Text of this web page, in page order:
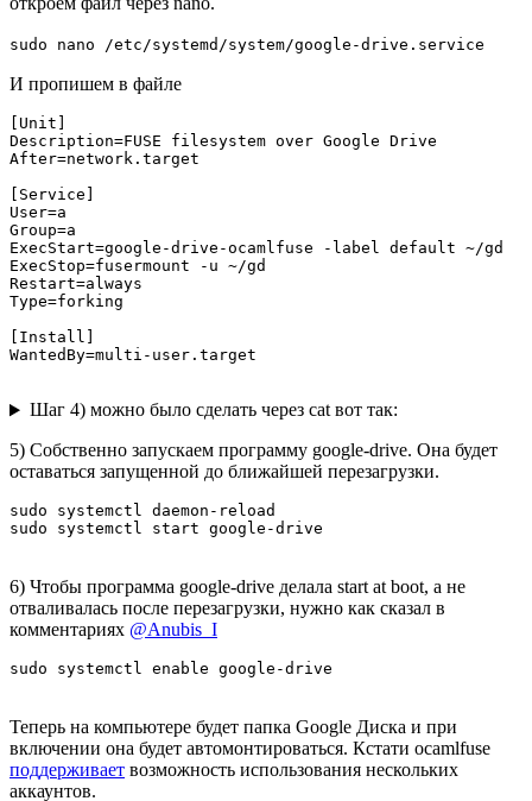
sudo nano /etc/systemd/system/google-drive.service
И пропишем в файле
[Unit]
Description=FUSE filesystem over Google Drive
After=network.target
[Service]
User=a
Group=a
ExecStart=google-drive-ocamlfuse -label default ~/gd
ExecStop=fusermount -u ~/gd
Restart=always
Type=forking
[Install]
WantedBy=multi-user.target
Шаг 4) можно было сделать через cat вот так:
5) Собственно запускаем программу google-drive. Она будет
оставаться запущенной до ближайшей перезагрузки.
sudo systemctl daemon-reload
sudo systemctl start google-drive
6) Чтобы программа google-drive делала start at boot, а не
отваливалась после перезагрузки, нужно как сказал в
комментариях @Anubis_I
sudo systemctl enable google-drive
Теперь на компьютере будет папка Google Диска и при
включении она будет автомонтироваться. Кстати ocamlfuse
поддерживает возможность использования нескольких
аккаунтов.